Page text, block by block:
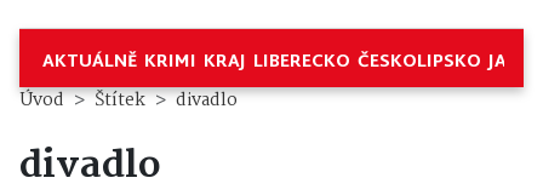
AKTUÁLNĚ KRIMI KRAJ LIBERECKO ČESKOLIPSKO
Úvod Štítek divadlo
divadlo